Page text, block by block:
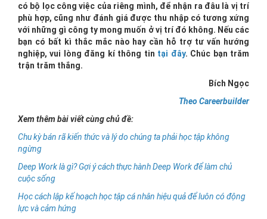
có bộ lọc công việc của riêng mình, để nhận ra đâu là vị trí
phù hợp, cũng như đánh giá được thu nhập có tương xứng
với những gì công ty mong muốn ở vị trí đó không. Nếu các
bạn có bất kì thắc mắc nào hay cần hỗ trợ tư vấn hướng
nghiệp, vui lòng đăng kí thông tin tại đây. Chúc bạn trăm
trận trăm thắng.
Bích Ngọc
Theo Careerbuilder
Xem thêm bài viết cùng chủ đề:
Chu kỳ bán rã kiến thức và lý do chúng ta phải học tập không
ngừng
Deep Work là gì? Gợi ý cách thực hành Deep Work để làm chủ
cuộc sống
Học cách lập kế hoạch học tập cá nhân hiệu quả để luôn có động
lực và cảm hứng